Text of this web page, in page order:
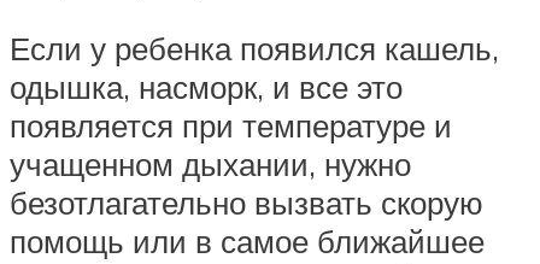
Если у ребенка появился кашель,
одышка, насморк, и все это
появляется при температуре и
учащенном дыхании, нужно
безотлагательно вызвать скорую
помощь или в самое ближайшее